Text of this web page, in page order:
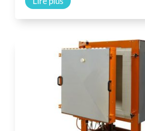
Inspiration
Autres ressources